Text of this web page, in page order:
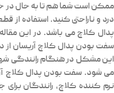
ممکن است شما هم تا به حال در
درد و ناراحتی کنید. استفاده از
پدال کلاچ می باشد. در این
سفت بودن پدال کلاچ آریسان از
این مشکل در هنگام رانندگی
می شود. سفت بودن پدال کلاچ
نرم کننده کلاچ، رانندگان